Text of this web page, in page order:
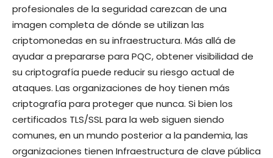
profesionales de la seguridad carezcan de una
imagen completa de dónde se utilizan las
criptomonedas en su infraestructura. Más allá de
ayudar a prepararse para PQC, obtener visibilidad de
su criptografía puede reducir su riesgo actual de
ataques. Las organizaciones de hoy tienen más
criptografía para proteger que nunca. Si bien los
certificados TLS/SSL para la web siguen siendo
comunes, en un mundo posterior a la pandemia, las
organizaciones tienen Infraestructura de clave pública